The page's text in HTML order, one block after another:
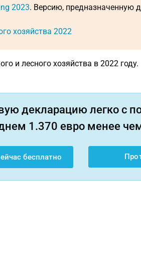
2023. Версию, предназначенную
хозяйства 2022
и лесного хозяйства в 2022 году.
декларацию легко с
1.370 евро менее
бесплатно